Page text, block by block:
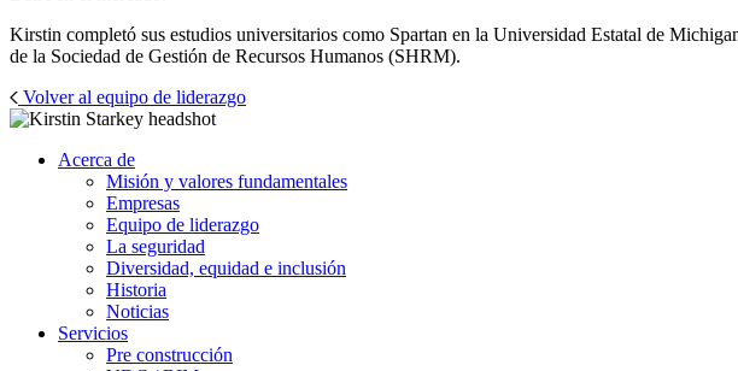
Kirstin completó sus estudios universitarios como Spartan en la Universidad Estatal de
de la Sociedad de Gestión de Recursos Humanos (SHRM).
Volver al equipo de liderazgo
Acerca de
Misión y valores fundamentales
Empresas
Equipo de liderazgo
La seguridad
Diversidad, equidad e inclusión
Historia
Noticias
Servicios
Pre construcción